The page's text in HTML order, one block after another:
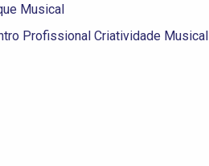
Musical
Profissional Criatividade Musical